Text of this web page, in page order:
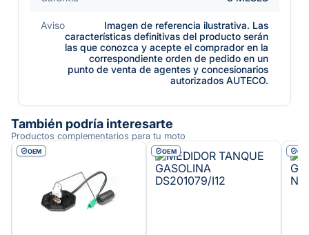
Aviso
Imagen de referencia ilustrativa. Las
características definitivas del producto serán
las que conozca y acepte el comprador en la
correspondiente orden de pedido en un
punto de venta de agentes y concesionarios
autorizados AUTECO.
También podría interesarte
Productos complementarios para tu moto
OEM OEM